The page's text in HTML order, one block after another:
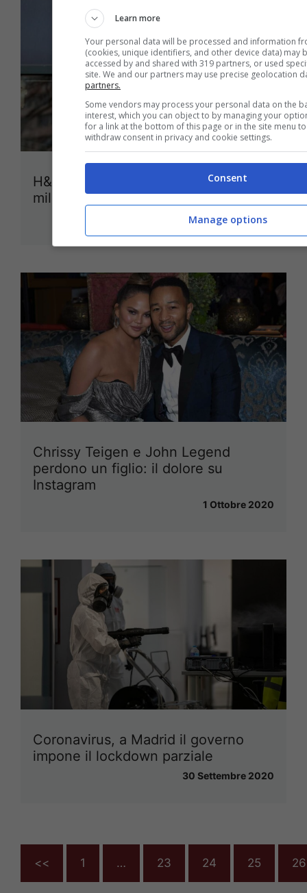
H&M, multa in Germania da 35
milioni di euro: “Spiava i dipendenti”
1 Ottobre 2020
Chrissy Teigen e John Legend
perdono un figlio: il dolore su
Instagram
1 Ottobre 2020
Coronavirus, a Madrid il governo
impone il lockdown parziale
30 Settembre 2020
<< 1 … 23 24 25 26
Learn more
Your personal data will be processed and information
(cookies, unique identifiers, and other device data) may
accessed by and shared with 319 partners, or used
site. We and our partners may use precise geolocation
partners.
Some vendors may process your personal data on the
interest, which you can object to by managing your
for a link at the bottom of this page or in the site menu
withdraw consent in privacy and cookie settings.
Consent
Manage options